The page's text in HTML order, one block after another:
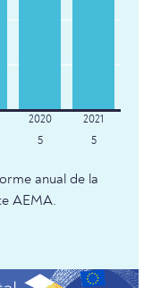
5 5
anual de la
AEMA.